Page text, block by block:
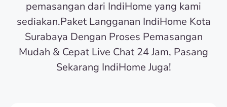
pemasangan dari IndiHome yang kami
sediakan.Paket Langganan IndiHome Kota
Surabaya Dengan Proses Pemasangan
Mudah & Cepat Live Chat 24 Jam, Pasang
Sekarang IndiHome Juga!